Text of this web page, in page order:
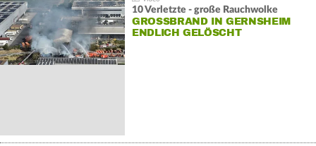
10 Verletzte - große Rauchwolke
GROSSBRAND IN GERNSHEIM E
NDLICH GELÖSCHT